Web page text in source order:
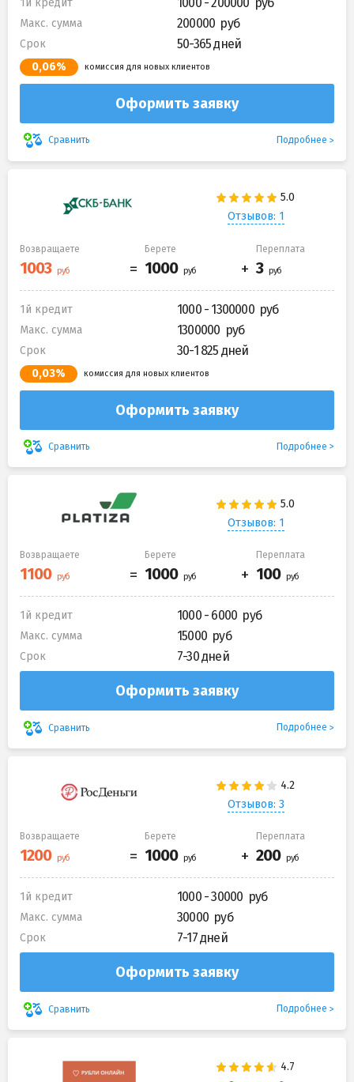
Макс. сумма 200000
Срок 50-365 дней
0,06% комиссия для новых клиентов
Оформить заявку
Сравнить Подробнее
Отзывов: 1
Возвращаете Берете Переплата
1й кредит 1000 - 1300000
Макс. сумма 1300000
Срок 30-1 825 дней
0,03% комиссия для новых клиентов
Оформить заявку
Сравнить Подробнее
Отзывов: 1
Возвращаете Берете Переплата
1й кредит 1000 - 6000
Макс. сумма 15000
Срок 7-30 дней
Оформить заявку
Сравнить Подробнее
Отзывов: 3
Возвращаете Берете Переплата
1й кредит 1000 - 30000
Макс. сумма 30000
Срок 7-17 дней
Оформить заявку
Сравнить Подробнее